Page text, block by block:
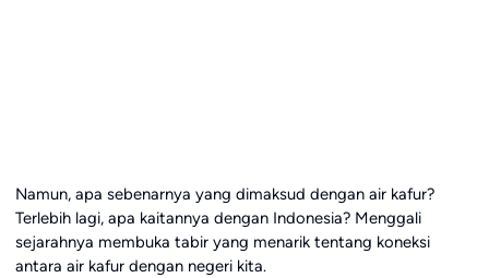
Namun, apa sebenarnya yang dimaksud dengan air kafur?
Terlebih lagi, apa kaitannya dengan Indonesia? Menggali
sejarahnya membuka tabir yang menarik tentang koneksi
antara air kafur dengan negeri kita.